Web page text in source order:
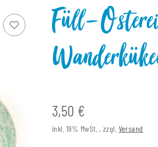
Füll-
3,50 €
inkl. 19% MwSt. , zzgl. Versand